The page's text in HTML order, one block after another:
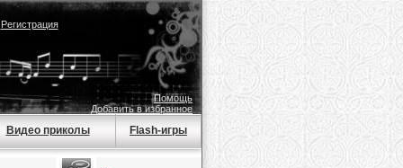
Регистрация
Помощь
Добавить в избранное
Видео приколы Flash-игры